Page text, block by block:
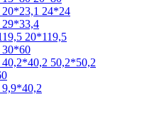
24*24
20*119,5
50,2*50,2